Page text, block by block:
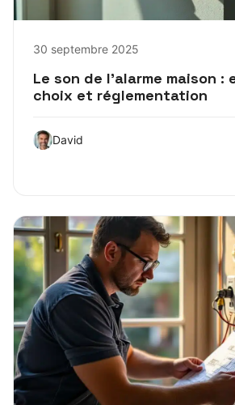
30 septembre 2025
Le son de l’alarme maison
choix et réglementation
David